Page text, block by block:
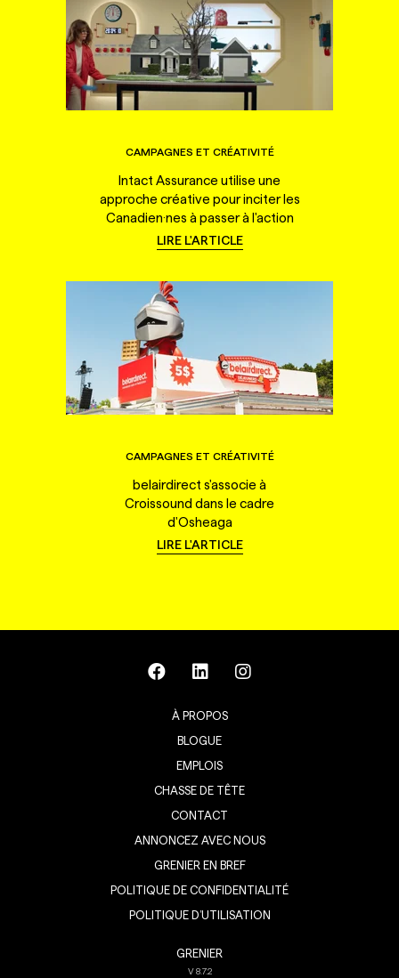
CAMPAGNES ET CRÉATIVITÉ
Intact Assurance utilise une
approche créative pour inciter les
Canadien·nes à passer à l'action
LIRE L'ARTICLE
CAMPAGNES ET CRÉATIVITÉ
belairdirect s'associe à
Croissound dans le cadre
d'Osheaga
LIRE L'ARTICLE
À PROPOS
BLOGUE
EMPLOIS
CHASSE DE TÊTE
CONTACT
ANNONCEZ AVEC NOUS
GRENIER EN BREF
POLITIQUE DE CONFIDENTIALITÉ
POLITIQUE D’UTILISATION
GRENIER
V8.7.2